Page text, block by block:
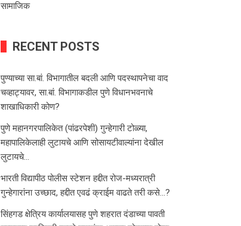
सामाजिक
RECENT POSTS
पुण्याच्या सा.बां. विभागातील बदली आणि पदस्थापनेचा वाद
चव्हाट्यावर, सा.बां. विभागाकडील पुणे विधानभवनाचे
शाखाधिकारी कोण?
पुणे महानगरपालिकेत (पांढरपेशी) गुन्हेगारी टोळ्या,
महापालिकेलाही लुटायचे आणि सोसायटीवाल्यांना देखील
लुटायचे…
भारती विद्यापीठ पोलीस स्टेशन हद्दीत रोज-मध्यरात्री
गुन्हेगारांना उच्छाद, हद्दीत एवढं क्राईम वाढते तरी कसे…?
सिंहगड क्षेत्रिय कार्यालयासह पुणे शहरात दंडाच्या पावती